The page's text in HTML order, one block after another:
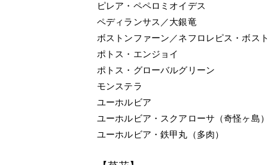
ピレア・ペペロミオイデス
ペディランサス／大銀竜
ボストンファーン／ネフロレピス・ボス
ポトス・エンジョイ
ポトス・グローバルグリーン
モンステラ
ユーホルビア
ユーホルビア・スクアローサ（奇怪ヶ島
ユーホルビア・鉄甲丸（多肉）